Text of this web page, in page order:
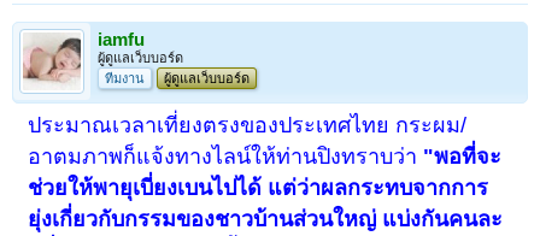
iamfu
ผู้ดูแลเว็บบอร์ด
ทีมงาน
ผู้ดูแลเว็บบอร์ด
ประมาณเวลาเที่ยงตรงของประเทศไทย กระผม/
อาตมภาพก็แจ้งทางไลน์ให้ท่านปิงทราบว่า "พอที่จะ
ช่วยให้พายุเบี่ยงเบนไปได้ แต่ว่าผลกระทบจากการ
ยุ่งเกี่ยวกับกรรมของชาวบ้านส่วนใหญ่ แบ่งกันคนละ